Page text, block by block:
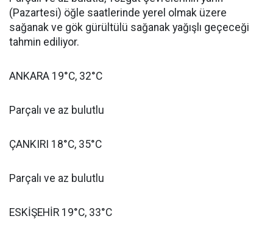
(Pazartesi) öğle saatlerinde yerel olmak üzere
sağanak ve gök gürültülü sağanak yağışlı geçeceği
tahmin ediliyor.
ANKARA 19°C, 32°C
Parçalı ve az bulutlu
ÇANKIRI 18°C, 35°C
Parçalı ve az bulutlu
ESKİŞEHİR 19°C, 33°C